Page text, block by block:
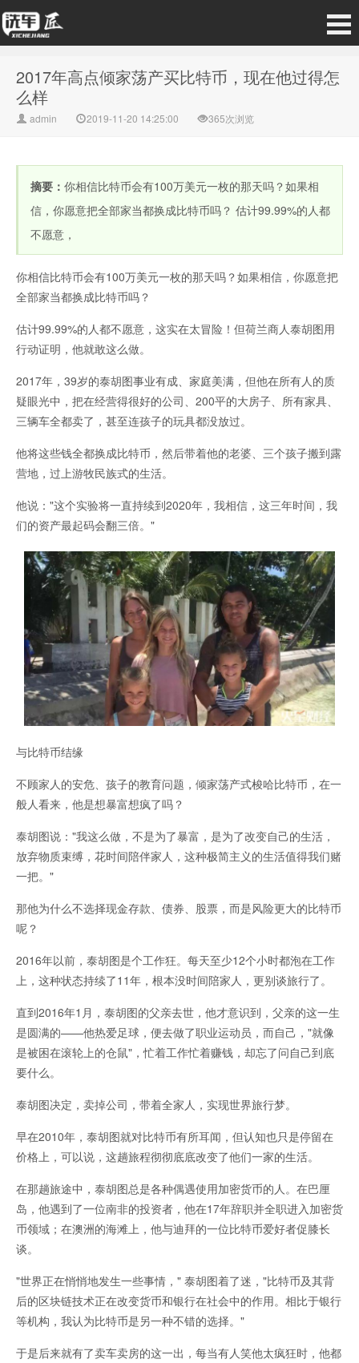
2017年高点倾家荡产买比特币，现在他过得怎
么样
admin 2019-11-20 14:25:00 365次浏览
摘要： 你相信比特币会有100万美元一枚的那天吗？如果相
信，你愿意把全部家当都换成比特币吗？ 估计99.99%的人都
不愿意，
你相信比特币会有100万美元一枚的那天吗？如果相信，你愿意把
全部家当都换成比特币吗？
估计99.99%的人都不愿意，这实在太冒险！但荷兰商人泰胡图用
行动证明，他就敢这么做。
2017年，39岁的泰胡图事业有成、家庭美满，但他在所有人的质
疑眼光中，把在经营得很好的公司、200平的大房子、所有家具、
三辆车全都卖了，甚至连孩子的玩具都没放过。
他将这些钱全都换成比特币，然后带着他的老婆、三个孩子搬到露
营地，过上游牧民族式的生活。
他说："这个实验将一直持续到2020年，我相信，这三年时间，我
们的资产最起码会翻三倍。"
与比特币结缘
不顾家人的安危、孩子的教育问题，倾家荡产式梭哈比特币，在一
般人看来，他是想暴富想疯了吗？
泰胡图说："我这么做，不是为了暴富，是为了改变自己的生活，
放弃物质束缚，花时间陪伴家人，这种极简主义的生活值得我们赌
一把。"
那他为什么不选择现金存款、债券、股票，而是风险更大的比特币
呢？
2016年以前，泰胡图是个工作狂。每天至少12个小时都泡在工作
上，这种状态持续了11年，根本没时间陪家人，更别谈旅行了。
直到2016年1月，泰胡图的父亲去世，他才意识到，父亲的这一生
是圆满的——他热爱足球，便去做了职业运动员，而自己，"就像
是被困在滚轮上的仓鼠"，忙着工作忙着赚钱，却忘了问自己到底
要什么。
泰胡图决定，卖掉公司，带着全家人，实现世界旅行梦。
早在2010年，泰胡图就对比特币有所耳闻，但认知也只是停留在
价格上，可以说，这趟旅程彻彻底底改变了他们一家的生活。
在那趟旅途中，泰胡图总是各种偶遇使用加密货币的人。在巴厘
岛，他遇到了一位南非的投资者，他在17年辞职并全职进入加密货
币领域；在澳洲的海滩上，他与迪拜的一位比特币爱好者促膝长
谈。
"世界正在悄悄地发生一些事情，" 泰胡图着了迷，"比特币及其背
后的区块链技术正在改变货币和银行在社会中的作用。相比于银行
等机构，我认为比特币是另一种不错的选择。"
于是后来就有了卖车卖房的这一出，每当有人笑他太疯狂时，他都